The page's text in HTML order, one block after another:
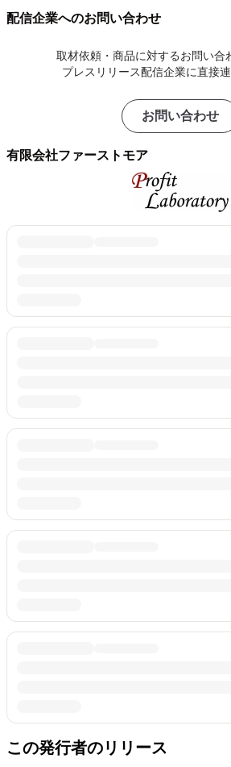
配信企業へのお問い合わせ
取材依頼・商品に対するお問い合
プレスリリース配信企業に直接連
お問い合わせ
有限会社ファーストモア
この発行者のリリース